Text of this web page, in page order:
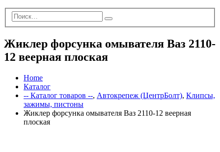
Жиклер форсунка омывателя Ваз 2110-
12 веерная плоская
Home
Каталог
-- Каталог товаров --, Автокрепеж (ЦентрБолт), Клипсы,
зажимы, пистоны
Жиклер форсунка омывателя Ваз 2110-12 веерная
плоская